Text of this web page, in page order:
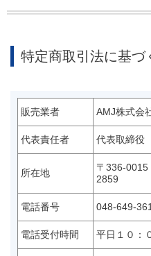
特定商取引法に基づ
販売業者 AMJ株式会
代表責任者 代表取締
所在地
〒336-0015
2859
電話番号 048-649-
電話受付時間 平日１０：